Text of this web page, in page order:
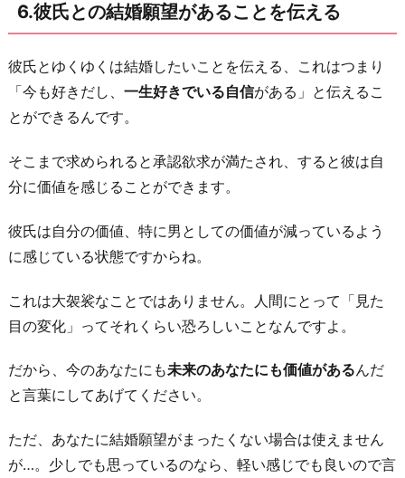
6.彼氏との結婚願望があることを伝える
彼氏とゆくゆくは結婚したいことを伝える、これはつまり
「今も好きだし、 一生好きでいる自信がある」と伝えるこ
とができるんです。
そこまで求められると承認欲求が満たされ、すると彼は自
分に価値を感じることができます。
彼氏は自分の価値、特に男としての価値が減っているよう
に感じている状態ですからね。
これは大袈裟なことではありません。人間にとって「見た
目の変化」ってそれくらい恐ろしいことなんですよ。
だから、今のあなたにも未来のあなたにも価値があるんだ
と言葉にしてあげてください。
ただ、あなたに結婚願望がまったくない場合は使えません
が…。少しでも思っているのなら、軽い感じでも良いので言